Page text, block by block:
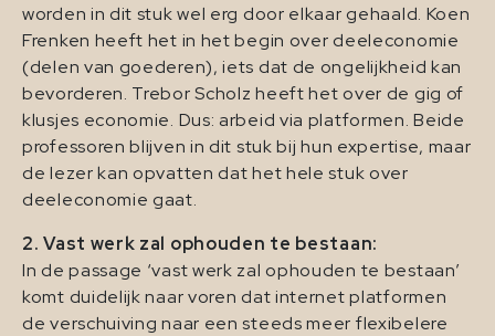
worden in dit stuk wel erg door elkaar gehaald. Koen
Frenken heeft het in het begin over deeleconomie
(delen van goederen), iets dat de ongelijkheid kan
bevorderen. Trebor Scholz heeft het over de gig of
klusjes economie. Dus: arbeid via platformen. Beide
professoren blijven in dit stuk bij hun expertise, maar
de lezer kan opvatten dat het hele stuk over
deeleconomie gaat.
2. Vast werk zal ophouden te bestaan:
In de passage ‘vast werk zal ophouden te bestaan’
komt duidelijk naar voren dat internet platformen
de verschuiving naar een steeds meer flexibelere